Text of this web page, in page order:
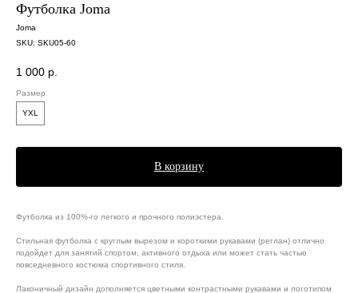
Футболка Joma
Joma
SKU: SKU05-60
1 000 р.
Размер
YXL
В корзину
Футболка из 100%-го легкого и прочного полиэстера.
Стильная футболка с круглым вырезом и короткими рукавами (реглан) отлично
подойдет для занятий спортом, активного отдыха или может стать частью
повседневного костюма спортивного стиля.
Лаконичный дизайн дополняется цветными контрастными рукавами и логотипом